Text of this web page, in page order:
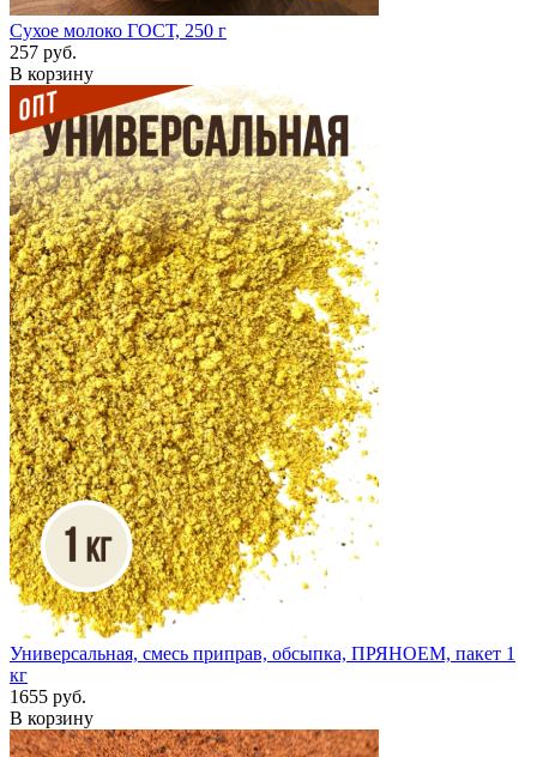
Сухое молоко ГОСТ, 250 г
257 руб.
В корзину
Универсальная, смесь приправ, обсыпка, ПРЯНОЕМ, пакет 1
кг
1655 руб.
В корзину